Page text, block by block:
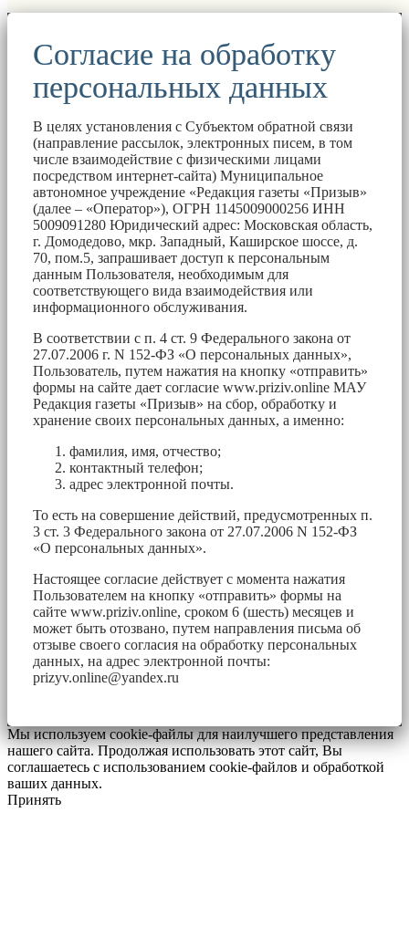
Согласие на обработку
персональных данных
В целях установления с Субъектом обратной связи
(направление рассылок, электронных писем, в том
числе взаимодействие с физическими лицами
посредством интернет-сайта) Муниципальное
автономное учреждение «Редакция газеты «Призыв»
(далее – «Оператор»), ОГРН 1145009000256 ИНН
5009091280 Юридический адрес: Московская область,
г. Домодедово, мкр. Западный, Каширское шоссе, д.
70, пом.5, запрашивает доступ к персональным
данным Пользователя, необходимым для
соответствующего вида взаимодействия или
информационного обслуживания.
В соответствии с п. 4 ст. 9 Федерального закона от
27.07.2006 г. N 152-ФЗ «О персональных данных»,
Пользователь, путем нажатия на кнопку «отправить»
формы на сайте дает согласие www.priziv.online МАУ
Редакция газеты «Призыв» на сбор, обработку и
хранение своих персональных данных, а именно:
фамилия, имя, отчество;
контактный телефон;
адрес электронной почты.
То есть на совершение действий, предусмотренных п.
3 ст. 3 Федерального закона от 27.07.2006 N 152-ФЗ
«О персональных данных».
Настоящее согласие действует с момента нажатия
Пользователем на кнопку «отправить» формы на
сайте www.priziv.online, сроком 6 (шесть) месяцев и
может быть отозвано, путем направления письма об
отзыве своего согласия на обработку персональных
данных, на адрес электронной почты:
prizyv.online@yandex.ru
Мы используем cookie-файлы для наилучшего представления
нашего сайта. Продолжая использовать этот сайт, Вы
соглашаетесь с использованием cookie-файлов и обработкой
ваших данных.
Принять